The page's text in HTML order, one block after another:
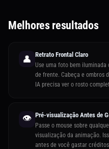
Melhores resultados
👤 Retrato Frontal Claro
Use uma foto bem iluminada
de frente. Cabeça e ombros
IA precisa ver o rosto
👁️ Pré-visualização Antes de
Passe o mouse sobre
visualização da animação.
antes de você gastar